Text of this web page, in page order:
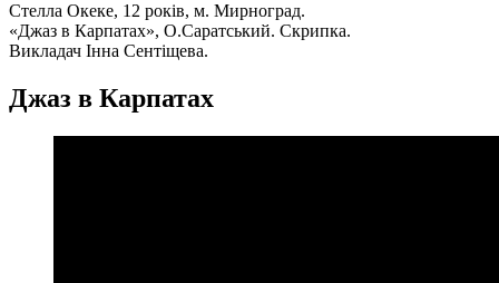
Стелла Океке, 12 років, м. Мирноград.
«Джаз в Карпатах», О.Саратський. Скрипка.
Викладач Інна Сентіщева.
Джаз в Карпатах